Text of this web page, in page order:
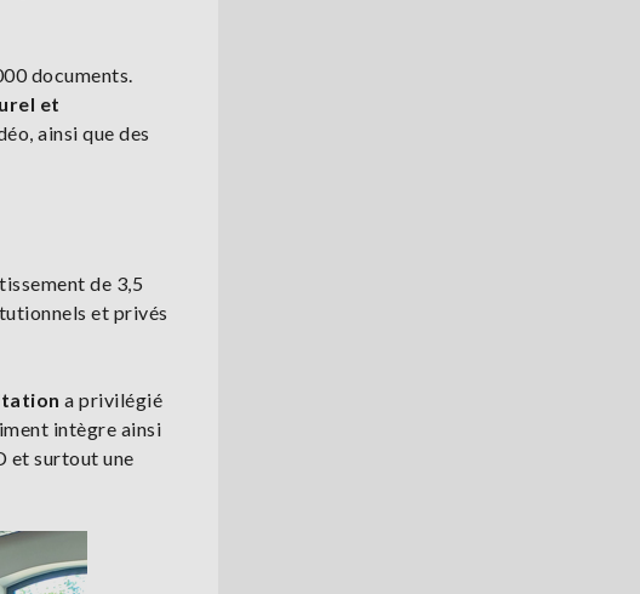
documents.
et
ainsi que des
de 3,5
et privés
a privilégié
intègre ainsi
et surtout une